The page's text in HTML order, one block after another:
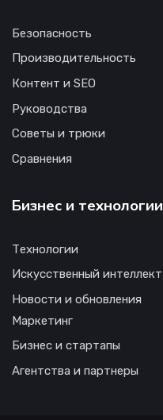
Безопасность
Производительность
Контент и SEO
Руководства
Советы и трюки
Сравнения
Бизнес и технологии
Технологии
Искусственный интеллект
Новости и обновления
Маркетинг
Бизнес и стартапы
Агентства и партнеры